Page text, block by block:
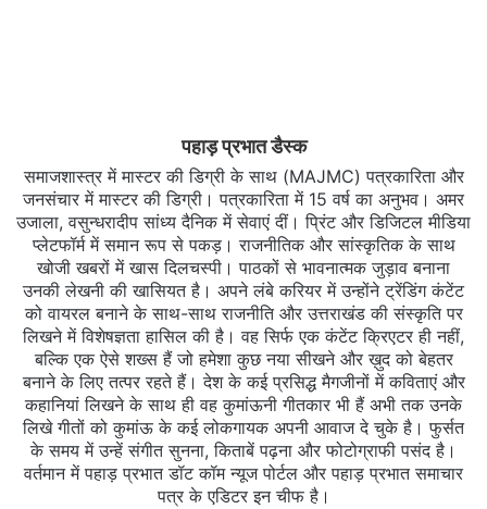
पहाड़ प्रभात डैस्क
समाजशास्त्र में मास्टर की डिग्री के साथ (MAJMC) पत्रकारिता और
जनसंचार में मास्टर की डिग्री। पत्रकारिता में 15 वर्ष का अनुभव। अमर
उजाला, वसुन्धरादीप सांध्य दैनिक में सेवाएं दीं। प्रिंट और डिजिटल मीडिया
प्लेटफॉर्म में समान रूप से पकड़। राजनीतिक और सांस्कृतिक के साथ
खोजी खबरों में खास दिलचस्‍पी। पाठकों से भावनात्मक जुड़ाव बनाना
उनकी लेखनी की खासियत है। अपने लंबे करियर में उन्होंने ट्रेंडिंग कंटेंट
को वायरल बनाने के साथ-साथ राजनीति और उत्तराखंड की संस्कृति पर
लिखने में विशेषज्ञता हासिल की है। वह सिर्फ एक कंटेंट क्रिएटर ही नहीं,
बल्कि एक ऐसे शख्स हैं जो हमेशा कुछ नया सीखने और ख़ुद को बेहतर
बनाने के लिए तत्पर रहते हैं। देश के कई प्रसिद्ध मैगजीनों में कविताएं और
कहानियां लिखने के साथ ही वह कुमांऊनी गीतकार भी हैं अभी तक उनके
लिखे गीतों को कुमांऊ के कई लोकगायक अपनी आवाज दे चुके है। फुर्सत
के समय में उन्हें संगीत सुनना, किताबें पढ़ना और फोटोग्राफी पसंद है।
वर्तमान में पहाड़ प्रभात डॉट कॉम न्यूज पोर्टल और पहाड़ प्रभात समाचार
पत्र के एडिटर इन चीफ है।